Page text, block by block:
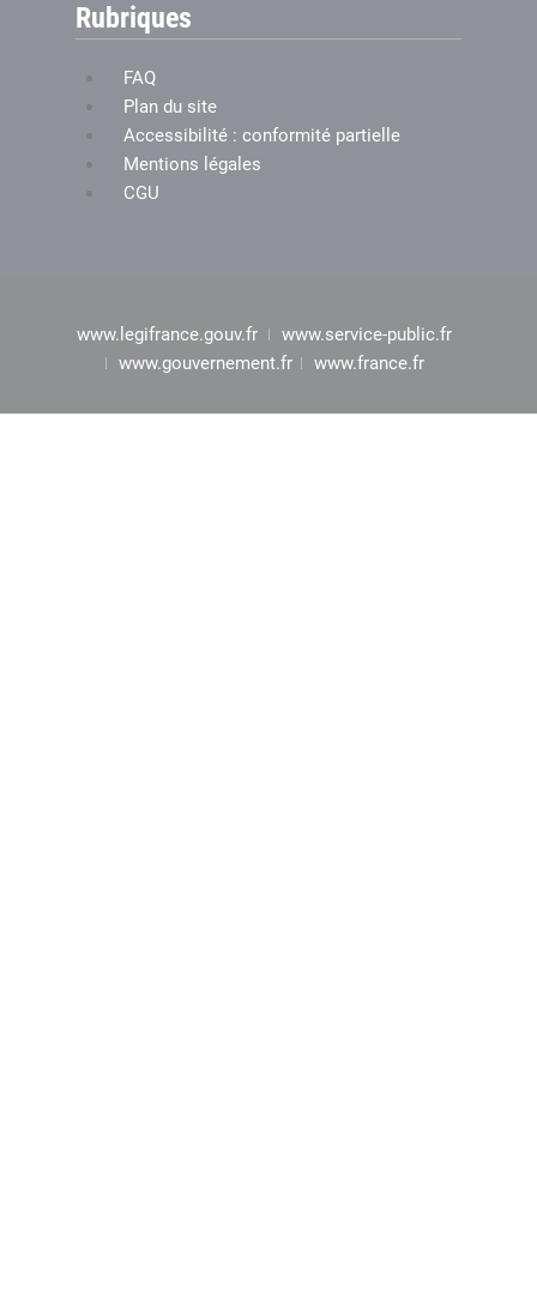
Rubriques
FAQ
Plan du site
Accessibilité : conformité partielle
Mentions légales
CGU
www.legifrance.gouv.fr
www.service-public.fr
www.gouvernement.fr
www.france.fr